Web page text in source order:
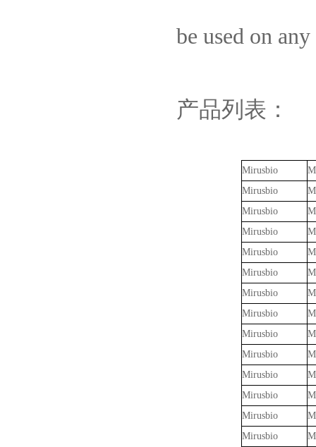
be used on
产品列表：
Mirusbio
Mirusbio
Mirusbio
Mirusbio
Mirusbio
Mirusbio
Mirusbio
Mirusbio
Mirusbio
Mirusbio
Mirusbio
Mirusbio
Mirusbio
Mirusbio